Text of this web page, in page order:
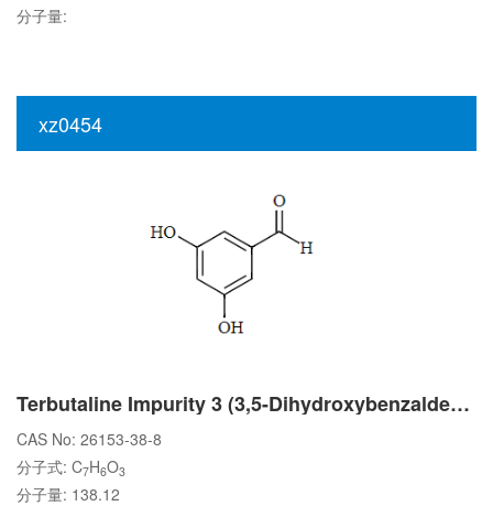
分子量:
xz0454
Terbutaline Impurity 3 (3,5-Dihydroxybenzaldehyde)
CAS No: 26153-38-8
分子式: C7H6O3
分子量: 138.12